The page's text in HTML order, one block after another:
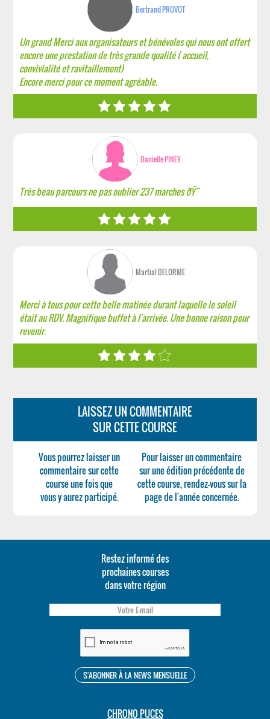
Bertrand PROVOT
Un grand Merci aux organisateurs et bénévoles qui nous ont offert
encore une prestation de très grande qualité ( accueil,
convivialité et ravitaillement)
Encore merci pour ce moment agréable.
Danielle PINEY
Très beau parcours ne pas oublier 237 marches ðŸ˜
Martial DELORME
Merci à tous pour cette belle matinée durant laquelle le soleil
était au RDV. Magnifique buffet à l'arrivée. Une bonne raison pour
revenir.
LAISSEZ UN COMMENTAIRE
SUR CETTE COURSE
Vous pourrez laisser un
commentaire sur cette
course une fois que
vous y aurez participé.
Pour laisser un commentaire
sur une édition précédente de
cette course, rendez-vous sur la
page de l'année concernée.
Restez informé des
prochaines courses
dans votre région
CHRONO PUCES